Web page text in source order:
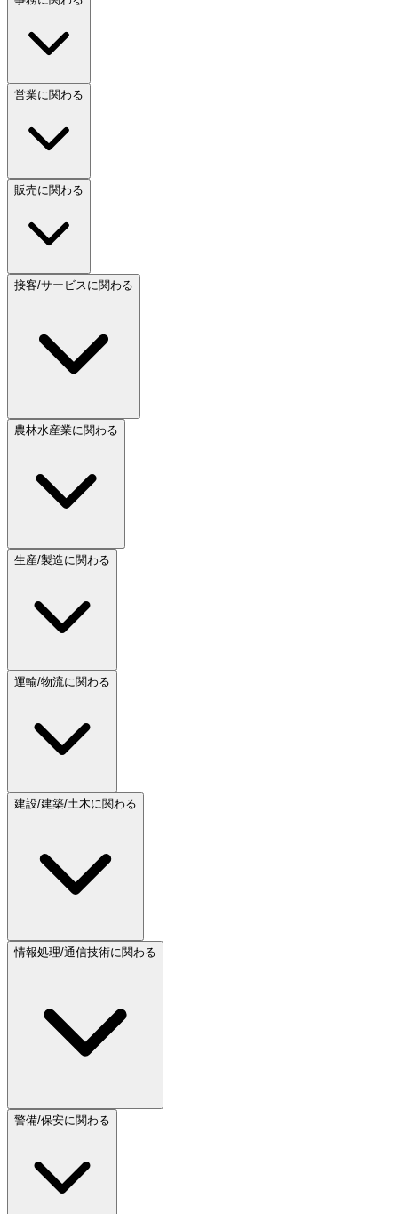
営業に関わる
販売に関わる
接客/サービスに関わる
農林水産業に関わる
生産/製造に関わる
運輸/物流に関わる
建設/建築/土木に関わる
情報処理/通信技術に関わる
警備/保安に関わる